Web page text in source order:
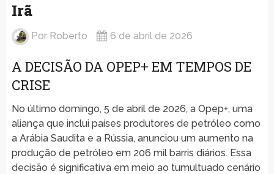
Irã
Por Roberto 6 de abril de 2026
A DECISÃO DA OPEP+ EM TEMPOS DE
CRISE
No último domingo, 5 de abril de 2026, a Opep+, uma
aliança que inclui países produtores de petróleo como
a Arábia Saudita e a Rússia, anunciou um aumento na
produção de petróleo em 206 mil barris diários. Essa
decisão é significativa em meio ao tumultuado cenário